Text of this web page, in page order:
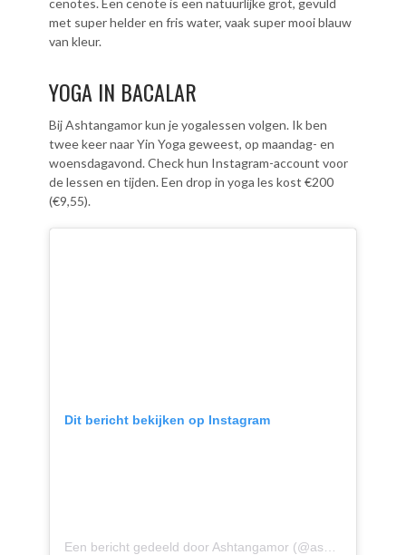
met super helder en fris water, vaak super mooi blauw
van kleur.
YOGA IN BACALAR
Bij Ashtangamor kun je yogalessen volgen. Ik ben
twee keer naar Yin Yoga geweest, op maandag- en
woensdagavond. Check hun Instagram-account voor
de lessen en tijden. Een drop in yoga les kost €200
(€9,55).
Dit bericht bekijken op Instagram